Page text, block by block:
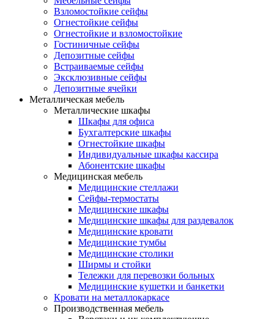
Взломостойкие сейфы
Огнестойкие сейфы
Огнестойкие и взломостойкие
Гостиничные сейфы
Депозитные сейфы
Встраиваемые сейфы
Эксклюзивные сейфы
Депозитные ячейки
Металлическая мебель
Металлические шкафы
Шкафы для офиса
Бухгалтерские шкафы
Огнестойкие шкафы
Индивидуальные шкафы кассира
Абонентские шкафы
Медицинская мебель
Медицинские стеллажи
Сейфы-термостаты
Медицинские шкафы
Медицинские шкафы для раздевалок
Медицинские кровати
Медицинские тумбы
Медицинские столики
Ширмы и стойки
Тележки для перевозки больных
Медицинские кушетки и банкетки
Кровати на металлокаркасе
Производственная мебель